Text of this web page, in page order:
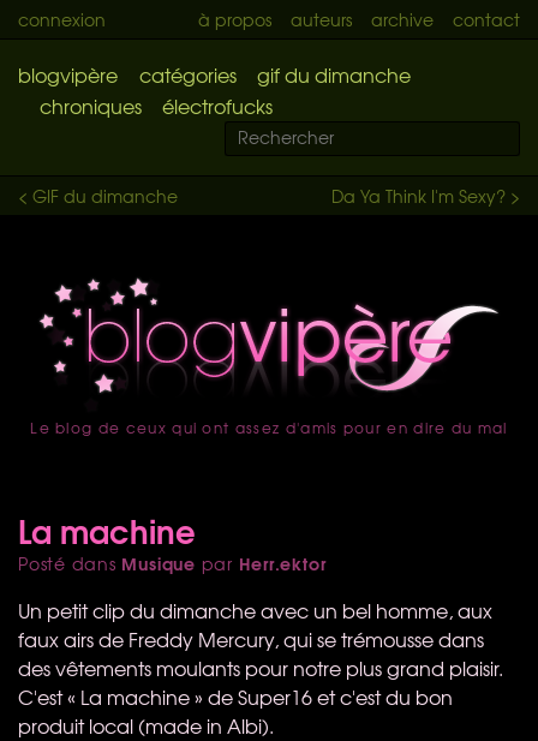
connexion à propos auteurs archive contact
blogvipère catégories
gif du dimanche
chroniques
électrofucks
Da Ya Think I'm Sexy? >
< GIF du dimanche
accueil
Le blog de ceux qui ont assez d'amis pour en dire du mal
La machine
Posté dans Musique par Herr.ektor
Un petit clip du dimanche avec un bel homme, aux
faux airs de Freddy Mercury, qui se trémousse dans
des vêtements moulants pour notre plus grand plaisir.
C'est « La machine » de Super16 et c'est du bon
produit local (made in Albi).